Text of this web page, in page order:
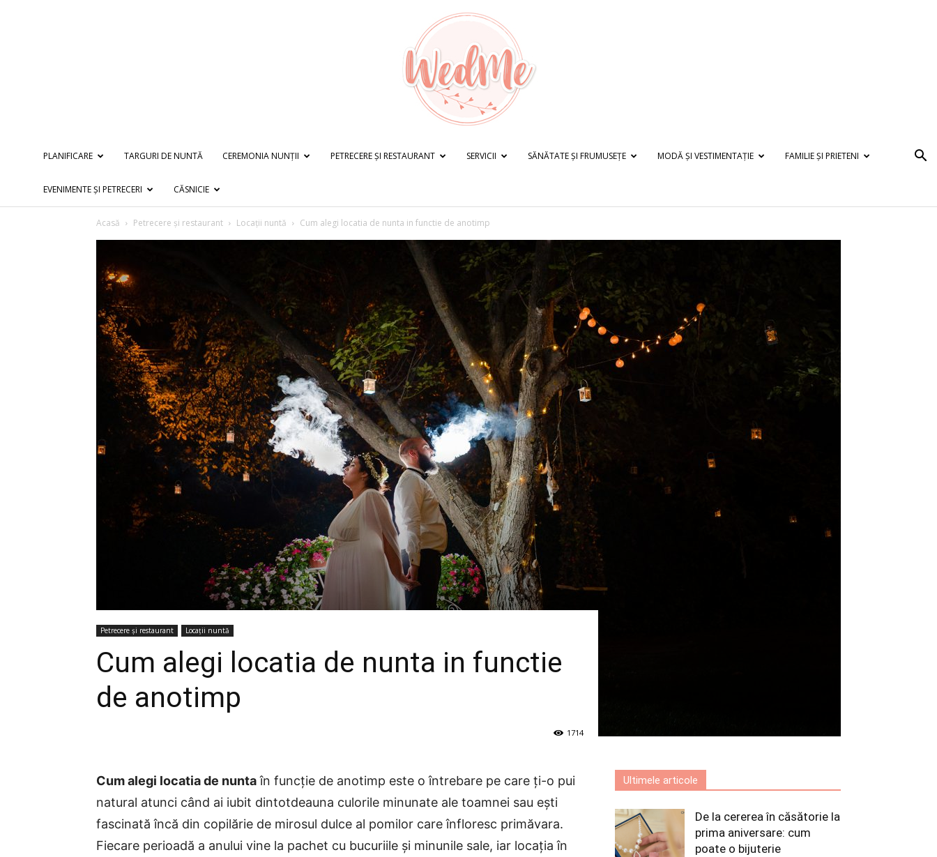
PLANIFICARE TARGURI DE NUNTĂ CEREMONIA NUNȚII PETRECERE ȘI RESTAURANT SERVICII SĂNĂTATE ȘI FRUMUSEȚE MODĂ ȘI VESTIMENTAȚIE FAMILIE ȘI PRIETENI
EVENIMENTE ȘI PETRECERI CĂSNICIE
Acasă Petrecere și restaurant Locații nuntă Cum alegi locatia de nunta in functie de anotimp
Petrecere și restaurant Locații nuntă
Cum alegi locatia de nunta in functie
de anotimp
1714
Cum alegi locatia de nuntaîn funcție de anotimp este o întrebare pe care ți-o pui
natural atunci când ai iubit dintotdeauna culorile minunate ale toamnei sau ești
fascinată încă din copilărie de mirosul dulce al pomilor care înfloresc primăvara.
Fiecare perioadă a anului vine la pachet cu bucuriile și minunile sale, iar locația în
Ultimele articole
De la cererea în căsătorie la
prima aniversare: cum
poate o bijuterie